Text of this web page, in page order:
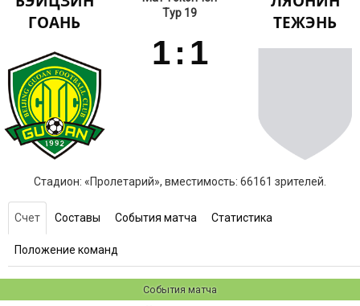
ГОАНЬ
Тур 19
1: 1
ТЕЖЭНЬ
Стадион: «Пролетарий», вместимость: 66161 зрителей.
Счет Составы События матча Статистика
Положение команд
События матча